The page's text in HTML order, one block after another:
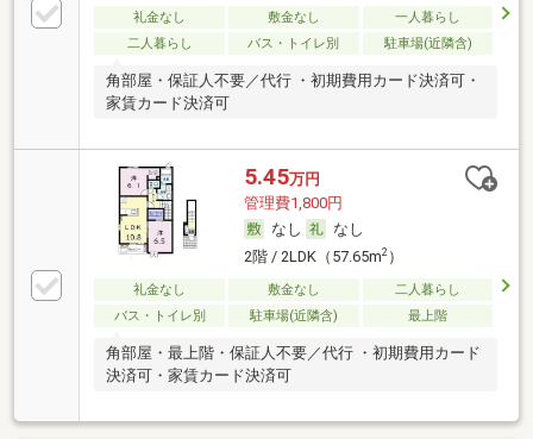
礼金なし 敷金なし
一人暮らし
二人暮らし
バス・トイレ別 駐車場(近隣含)
角部屋・保証人不要／代行 ・初期費用カード決済可・
家賃カード決済可
5.45万円
管理費1,800円
なし
なし
2階 / 2LDK（57.65m2）
礼金なし 敷金なし
二人暮らし
バス・トイレ別
駐車場(近隣含) 最上階
角部屋・最上階・保証人不要／代行 ・初期費用カード
決済可・家賃カード決済可